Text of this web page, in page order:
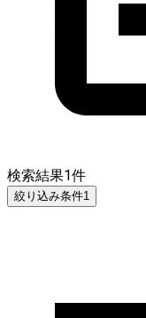
検索結果1件
絞り込み条件1